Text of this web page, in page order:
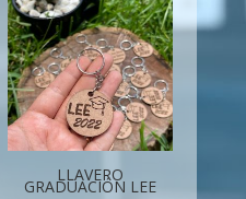
LLAVERO
GRADUACIÓN LEE